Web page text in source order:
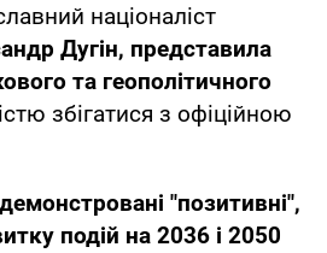
націоналіст
Дугін, представила
та геополітичного
збігатися з офіційною
"позитивні",
подій на 2036 і 2050